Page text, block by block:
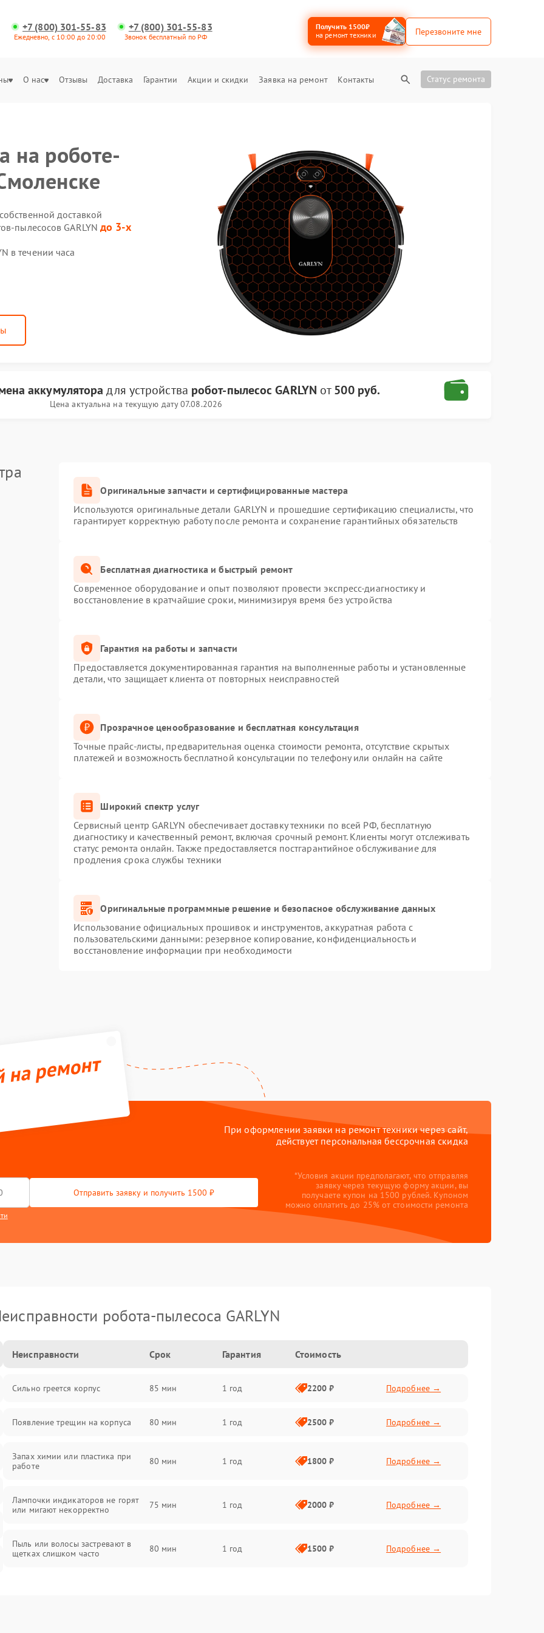
+7 (800) 301-55-83
Ежедневно, с 10:00 до 20:00
+7 (800) 301-55-83
Звонок бесплатный по РФ
Получить 1500₽
на ремонт техники
Перезвоните мне
О нас Отзывы Доставка Гарантии Акции и скидки Заявка на ремонт Контакты Статус ремонта
на роботе-
доставкой
пылесосов GARLYN до 3-х
в течении часа
аккумулятора для устройства робот-пылесос GARLYN от500 руб.
Цена актуальна на текущую дату 07.08.2026
Оригинальные запчасти и сертифицированные мастера
Используются оригинальные детали GARLYN и прошедшие сертификацию специалисты, что
гарантирует корректную работу после ремонта и сохранение гарантийных обязательств
Бесплатная диагностика и быстрый ремонт
Современное оборудование и опыт позволяют провести экспресс-диагностику и
восстановление в кратчайшие сроки, минимизируя время без устройства
Гарантия на работы и запчасти
Предоставляется документированная гарантия на выполненные работы и установленные
детали, что защищает клиента от повторных неисправностей
Прозрачное ценообразование и бесплатная консультация
Точные прайс-листы, предварительная оценка стоимости ремонта, отсутствие скрытых
платежей и возможность бесплатной консультации по телефону или онлайн на сайте
Широкий спектр услуг
Сервисный центр GARLYN обеспечивает доставку техники по всей РФ, бесплатную
диагностику и качественный ремонт, включая срочный ремонт. Клиенты могут отслеживать
статус ремонта онлайн. Также предоставляется постгарантийное обслуживание для
продления срока службы техники
Оригинальные программные решение и безопасное обслуживание данных
Использование официальных прошивок и инструментов, аккуратная работа с
пользовательскими данными: резервное копирование, конфиденциальность и
восстановление информации при необходимости
ремонт
При оформлении заявки на ремонт техники через сайт,
действует персональная бессрочная скидка
Отправить заявку и получить 1500 ₽
*Условия акции предполагают, что отправляя
заявку через текущую форму акции, вы
получаете купон на 1500 рублей. Купоном
можно оплатить до 25% от стоимости ремонта
робота-пылесоса GARLYN
Неисправности Срок Гарантия Стоимость
Сильно греется корпус 85 мин 1 год 2200 ₽ Подробнее →
Появление трещин на корпуса 80 мин 1 год 2500 ₽ Подробнее →
Запах химии или пластика при
работе
80 мин 1 год 1800 ₽ Подробнее →
Лампочки индикаторов не горят
или мигают некорректно
75 мин 1 год 2000 ₽ Подробнее →
Пыль или волосы застревают в
щетках слишком часто
80 мин 1 год 1500 ₽ Подробнее →